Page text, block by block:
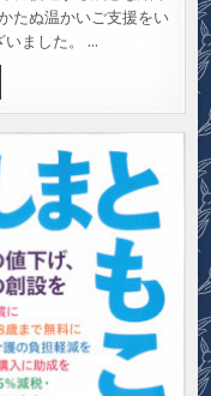
たぬ温かいご支援をい
いました。 …